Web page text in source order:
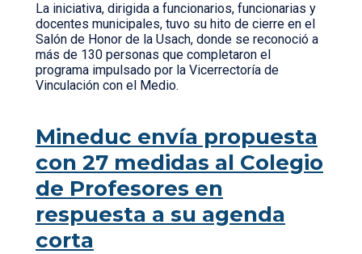
La iniciativa, dirigida a funcionarios, funcionarias y
docentes municipales, tuvo su hito de cierre en el
Salón de Honor de la Usach, donde se reconoció a
más de 130 personas que completaron el
programa impulsado por la Vicerrectoría de
Vinculación con el Medio.
Mineduc envía propuesta
con 27 medidas al Colegio
de Profesores en
respuesta a su agenda
corta